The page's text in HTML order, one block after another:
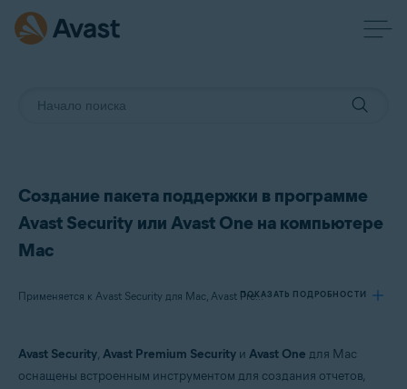
Создание пакета поддержки в программе
Avast Security или Avast One на компьютере
Mac
Применяется к Avast Security для Mac, Avast Premium Security для Mac, Avast One для Mac
ПОКАЗАТЬ ПОДРОБНОСТИ
Avast Security, Avast Premium Security и Avast One для Mac
оснащены встроенным инструментом для создания отчетов,